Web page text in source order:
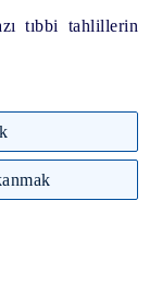
tıbbi tahlillerin